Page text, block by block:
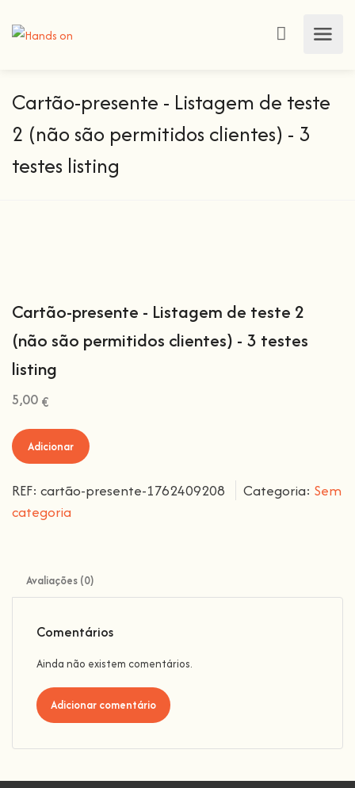
Cartão-presente - Listagem de teste
2 (não são permitidos clientes) - 3
testes listing
Cartão-presente - Listagem de teste 2
(não são permitidos clientes) - 3 testes
listing
5,00 €
Adicionar
REF: cartão-presente-1762409208 Categoria: Sem
categoria
Avaliações (0)
Comentários
Ainda não existem comentários.
Adicionar comentário